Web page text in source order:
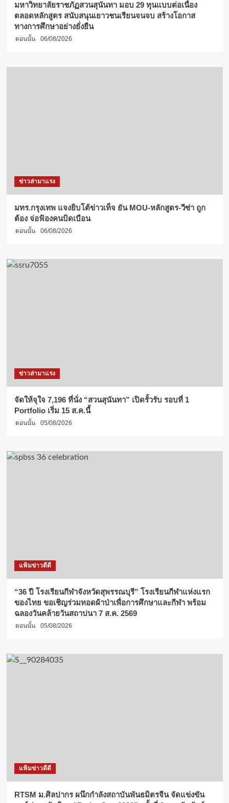
มหาวิทยาลัยราชภัฏสวนสุนันทา มอบ 29 ทุนแบบต่อเนื่อง
ตลอดหลักสูตร สนับสนุนเยาวชนเรียนจนจบ สร้างโอกาส
ทางการศึกษาอย่างยั่งยืน
ตอนนั้น 06/08/2026
ข่าวล่ามาแรง
มทร.กรุงเทพ แจงยิบโต้ข่าวเท็จ ยัน MOU-หลักสูตร-วีซ่า ถูก
ต้อง จ่อฟ้องคนบิดเบือน
ตอนนั้น 06/08/2026
ข่าวล่ามาแรง
จัดให้จุใจ 7,196 ที่นั่ง “สวนสุนันทา” เปิดรั้วรับ รอบที่ 1
Portfolio เริ่ม 15 ส.ค.นี้
ตอนนั้น 05/08/2026
แฟ้มข่าวดีดี
“36 ปี โรงเรียนกีฬาจังหวัดสุพรรณบุรี” โรงเรียนกีฬาแห่งแรก
ของไทย ขอเชิญร่วมทอดผ้าป่าเพื่อการศึกษาและกีฬา พร้อม
ฉลองวันคล้ายวันสถาปนา 7 ส.ค. 2569
ตอนนั้น 05/08/2026
แฟ้มข่าวดีดี
RTSM ม.ศิลปากร ผนึกกำลังสถาบันพันธมิตรจีน จัดแข่งขัน